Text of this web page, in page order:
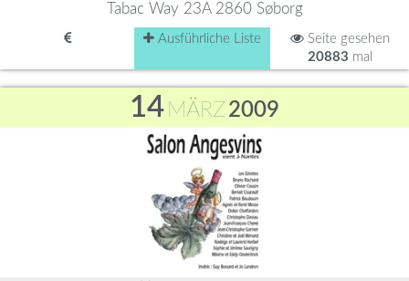
Tabac Way 23A 2860 Søborg
Ausführliche Liste
Seite gesehen
20883 mal
14 MÄRZ 2009